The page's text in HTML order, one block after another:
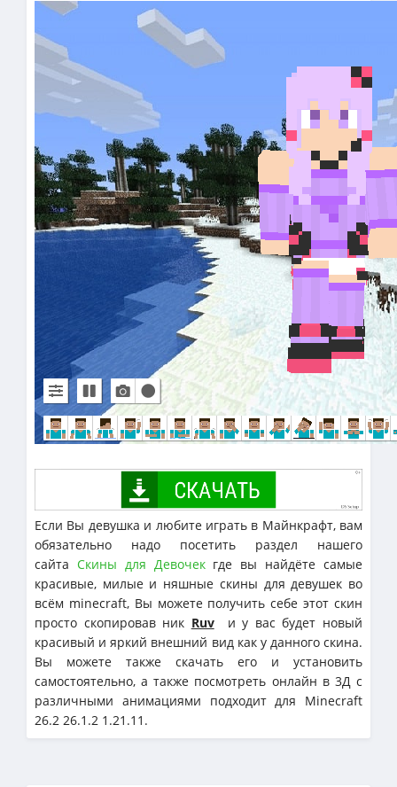
Если Вы девушка и любите играть в Майнкрафт, вам
обязательно надо посетить раздел нашего
сайта Скины для Девочекгде вы найдёте самые
красивые, милые и няшные скины для девушек во
всём minecraft, Вы можете получить себе этот скин
просто скопировав ник Ruv
и у вас будет новый
красивый и яркий внешний вид как у данного скина.
Вы можете также скачать его и установить
самостоятельно, а также посмотреть онлайн в 3Д с
различными анимациями подходит для Minecraft
26.2 26.1.2 1.21.11.